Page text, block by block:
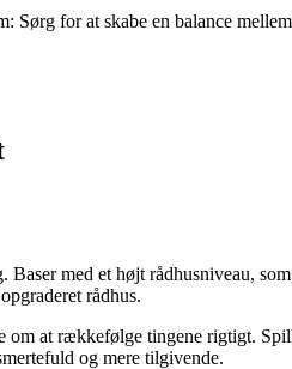
for at skabe en balance
med et højt rådhusniveau,
rådhus.
at rækkefølge tingene rigtigt.
og mere tilgivende.